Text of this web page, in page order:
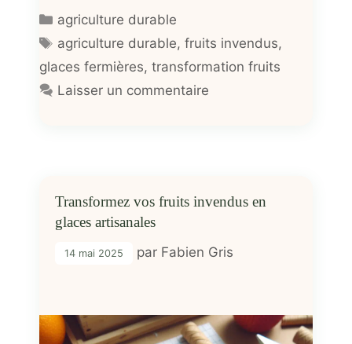
Catégories
agriculture durable
Étiquettes
agriculture durable,fruits invendus,
glaces fermières, transformation fruits
Laisser un commentaire
Transformez vos fruits invendus en
glaces artisanales
14 mai 2025 par Fabien Gris